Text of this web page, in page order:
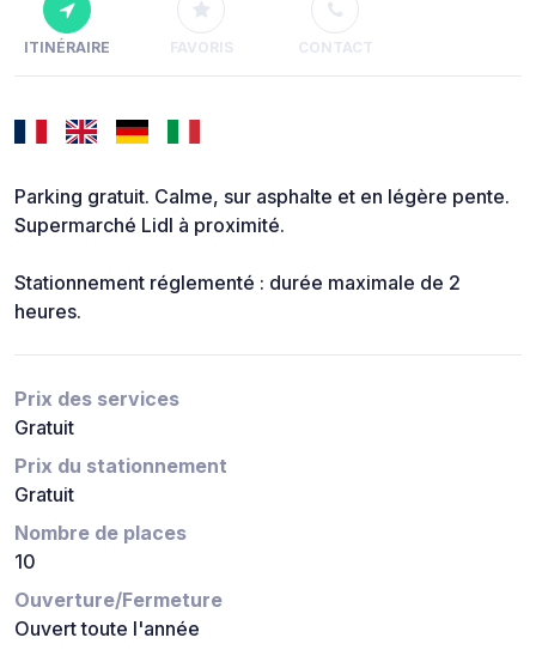
ITINÉRAIRE FAVORIS CONTACT
Parking gratuit. Calme, sur asphalte et en légère pente.
Supermarché Lidl à proximité.
Stationnement réglementé : durée maximale de 2
heures.
Prix des services
Gratuit
Prix du stationnement
Gratuit
Nombre de places
10
Ouverture/Fermeture
Ouvert toute l'année